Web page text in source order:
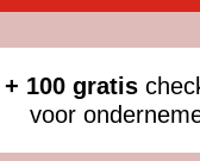
+ 100 gratis
voor